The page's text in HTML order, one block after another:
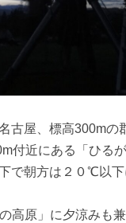
古屋、標高300mの
付近にある「ひる
で朝方は２０℃以下
高原」に夕涼みも